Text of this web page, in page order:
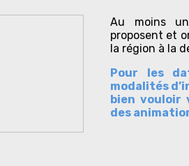
Au moins
proposent et
la région à la
Pour les
modalités
bien vouloir
des